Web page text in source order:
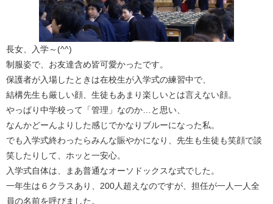
長女、入学～(^^)
制服姿で、お友達含め皆可愛かったです。
保護者が入場したときは在校生が入学式の練習中で、
結構先生も厳しい顔、生徒もあまり楽しいとは言えない顔。
やっぱり中学校って「管理」なのか…と思い、
なんかどーんよりした感じでかなりブルーになった私。
でも入学式終わったらみんな賑やかになり、先生も生徒も笑顔で談
笑したりして、ホッと一安心。
入学式自体は、まあ普通なオーソドックスな式でした。
一年生は６クラスあり、200人超えなのですが、担任が一人一人全
員の名前を呼びました。